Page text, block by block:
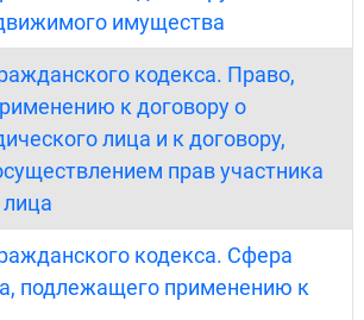
имущества
кодекса. Право,
к договору о
лица и к договору,
прав участника
кодекса. Сфера
подлежащего применению к